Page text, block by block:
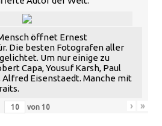
öffnet Ernest
Die besten Fotografen aller
Um nur einige zu
Capa, Yousuf Karsh, Paul
Alfred Eisenstaedt. Manche mit
von 10 › »